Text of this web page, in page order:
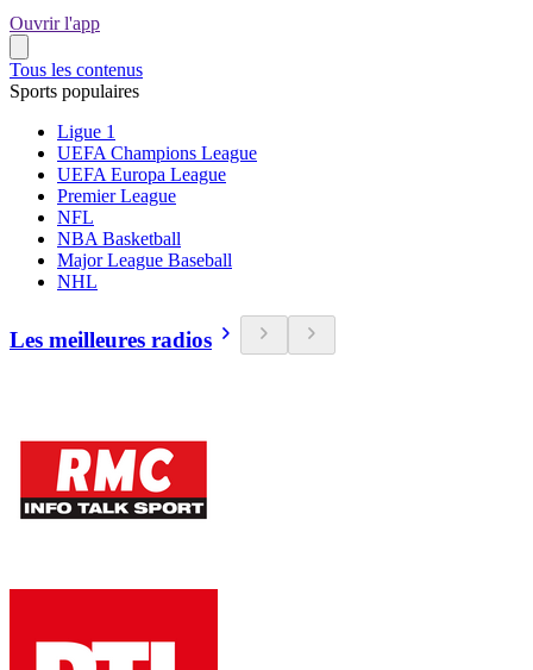
Ouvrir l'app
Tous les contenus
Sports populaires
Ligue 1
UEFA Champions League
UEFA Europa League
Premier League
NFL
NBA Basketball
Major League Baseball
NHL
Les meilleures radios